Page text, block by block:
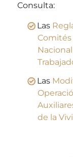
Consulta:
Las
Las
de la